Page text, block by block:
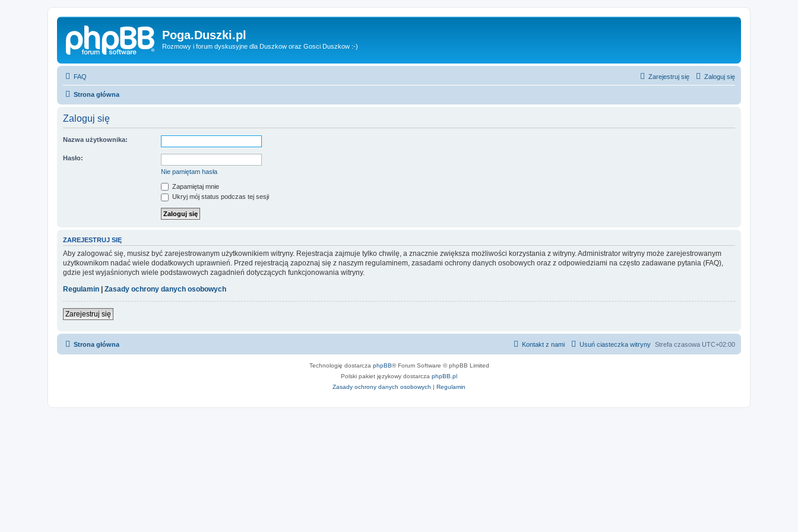
Poga.Duszki.pl
Rozmowy i forum dyskusyjne dla Duszkow oraz Gosci Duszkow :-)
FAQ Zaloguj się
Zarejestruj się
Strona główna
Zaloguj się
Nazwa użytkownika:
Hasło:
Nie pamiętam hasła
Zapamiętaj mnie
Ukryj mój status podczas tej sesji
ZAREJESTRUJ SIĘ
Aby zalogować się, musisz być zarejestrowanym użytkownikiem witryny. Rejestracja zajmuje tylko chwilę, a znacznie zwiększa możliwości korzystania z witryny. Administrator witryny może zarejestrowanym
użytkownikom nadać wiele dodatkowych uprawnień. Przed rejestracją zapoznaj się z naszym regulaminem, zasadami ochrony danych osobowych oraz z odpowiedziami na często zadawane pytania (FAQ),
gdzie jest wyjaśnionych wiele podstawowych zagadnień dotyczących funkcjonowania witryny.
Regulamin
Zasady ochrony danych osobowych
Zarejestruj się
Strona główna Strefa czasowa UTC+02:00
Usuń ciasteczka witryny
Kontakt z nami
Technologię dostarcza phpBB® Forum Software © phpBB Limited
Polski pakiet językowy dostarcza phpBB.pl
Zasady ochrony danych osobowych | Regulamin